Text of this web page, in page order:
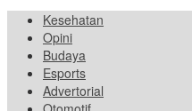
Kesehatan
Opini
Budaya
Esports
Advertorial